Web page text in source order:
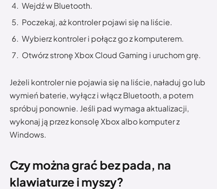
Wejdź w Bluetooth.
Poczekaj, aż kontroler pojawi się na liście.
Wybierz kontroler i połącz go z komputerem.
Otwórz stronę Xbox Cloud Gaming i uruchom grę.
Jeżeli kontroler nie pojawia się na liście, naładuj go lub
wymień baterie, wyłącz i włącz Bluetooth, a potem
spróbuj ponownie. Jeśli pad wymaga aktualizacji,
wykonaj ją przez konsolę Xbox albo komputer z
Windows.
Czy można grać bez pada, na
klawiaturze i myszy?